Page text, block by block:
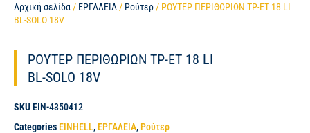
Αρχική σελίδα / ΕΡΓΑΛΕΙΑ / Ρούτερ / ΡΟΥΤΕΡ ΠΕΡΙΘΩΡΙΩΝ TP-ET 18 LI
BL-SOLO 18V
ΡΟΥΤΕΡ ΠΕΡΙΘΩΡΙΩΝ TP-ET 18 LI
BL-SOLO 18V
SKU EIN-4350412
Categories EINHELL, ΕΡΓΑΛΕΙΑ, Ρούτερ